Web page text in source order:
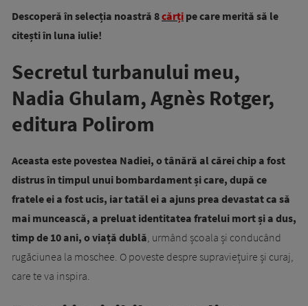
Descoperă în selecția noastră 8cărți pe care merită să le
citești în luna iulie!
Secretul turbanului meu,
Nadia Ghulam, Agnès Rotger,
editura Polirom
Aceasta este povestea Nadiei, o tânără al cărei chip a fost
distrus în timpul unui bombardament și care, după ce
fratele ei a fost ucis, iar tatăl ei a ajuns prea devastat ca să
mai muncească, a preluat identitatea fratelui mort și a dus,
timp de 10 ani, o viață dublă , urmând școala și conducând
rugăciunea la moschee. O poveste despre supraviețuire și curaj,
care te va inspira.